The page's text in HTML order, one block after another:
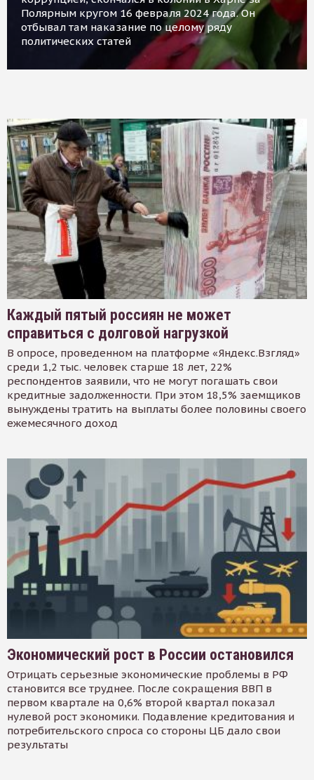
Полярным кругом 16 февраля 2024 года. Он
отбывал там наказание по целому ряду
политических статей
Каждый пятый россиян не может
справиться с долговой нагрузкой
В опросе, проведенном на платформе «Яндекс.Взгляд»
среди 1,2 тыс. человек старше 18 лет, 22%
респондентов заявили, что не могут погашать свои
кредитные задолженности. При этом 18,5% заемщиков
вынуждены тратить на выплаты более половины своего
ежемесячного доход
Экономический рост в России остановился
Отрицать серьезные экономические проблемы в РФ
становится все труднее. После сокращения ВВП в
первом квартале на 0,6% второй квартал показал
нулевой рост экономики. Подавление кредитования и
потребительского спроса со стороны ЦБ дало свои
результаты